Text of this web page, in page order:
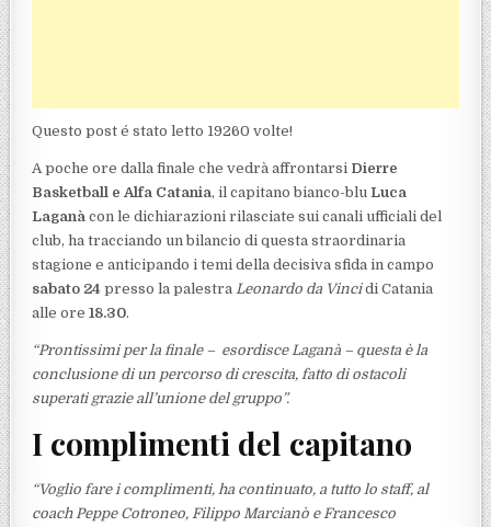
Questo post é stato letto 19260 volte!
A poche ore dalla finale che vedrà affrontarsi Dierre
Basketball e Alfa Catania, il capitano bianco-bluLuca
Laganà con le dichiarazioni rilasciate sui canali ufficiali del
club, ha tracciando un bilancio di questa straordinaria
stagione e anticipando i temi della decisiva sfida in campo
sabato 24 presso la palestra Leonardo da Vincidi Catania
alle ore18.30.
“Prontissimi per la finale – esordisce Laganà – questa è la
conclusione di un percorso di crescita, fatto di ostacoli
superati grazie all’unione del gruppo”.
I complimenti del capitano
“Voglio fare i complimenti, ha continuato, a tutto lo staff, al
coach Peppe Cotroneo, Filippo Marcianò e Francesco